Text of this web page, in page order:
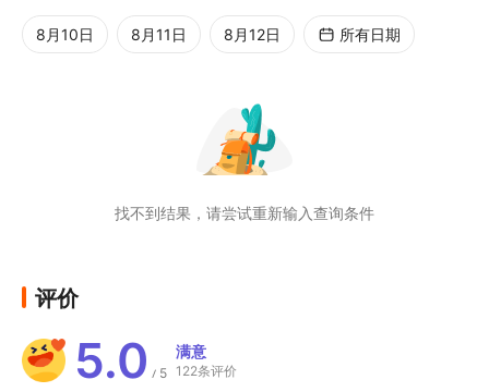
8月10日 8月11日 8月12日 所有日期
找不到结果，请尝试重新输入查询条件
评价
5.0 / 5
满意
122条评价